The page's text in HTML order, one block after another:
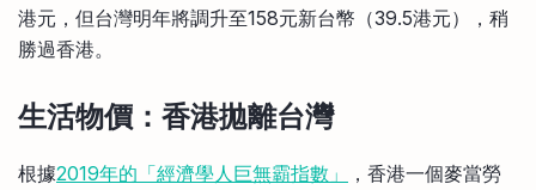
港元，但台灣明年將調升至158元新台幣（39.5港元），稍
勝過香港。
生活物價：香港拋離台灣
根據2019年的「經濟學人巨無霸指數」
，香港一個麥當勞